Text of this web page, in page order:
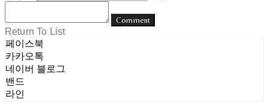
Comment
Return To List
페이스북
카카오톡
네이버 블로그
밴드
라인